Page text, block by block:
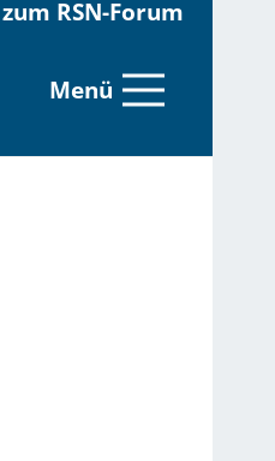
zum RSN-Forum
Menü